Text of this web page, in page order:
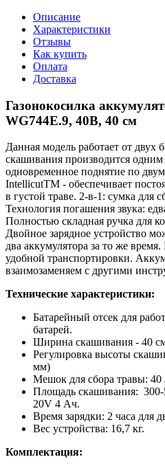
Описание
Характеристики
Отзывы
Как купить
Оплата
Доставка
Газонокосилка
WG744E.9, 40В, 40 см
Данная модель работает от двух
скашивания производится
одновременное поднятие по
IntellicutTM - обеспечивает
в густой траве. 2-в-1: сумка для
Технология погашения звука:
Полностью складная ручка для
Двойное зарядное устройство
два аккумулятора за то же
удобной транспортировки.
взаимозаменяем с другими
Технические характеристики:
Батарейный отсек для
батарей.
Ширина скашивания - 40
Регулировка высоты
мм)
Мешок для сбора травы: 40
Площадь скашивания: 300-
20V 4 Ач.
Время зарядки: 2 часа для
Вес устройства: 16,7 кг.
Комплектация: